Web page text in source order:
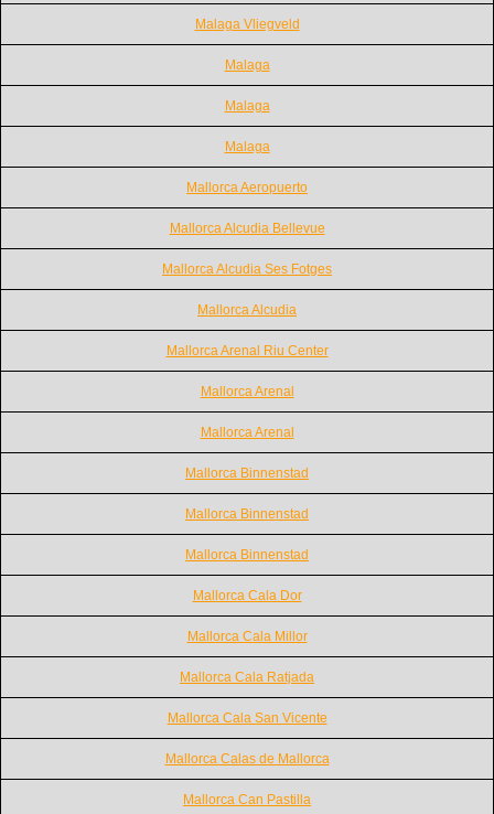
Malaga Vliegveld
Malaga
Malaga
Malaga
Mallorca Aeropuerto
Mallorca Alcudia Bellevue
Mallorca Alcudia Ses Fotges
Mallorca Alcudia
Mallorca Arenal Riu Center
Mallorca Arenal
Mallorca Arenal
Mallorca Binnenstad
Mallorca Binnenstad
Mallorca Binnenstad
Mallorca Cala Dor
Mallorca Cala Millor
Mallorca Cala Ratjada
Mallorca Cala San Vicente
Mallorca Calas de Mallorca
Mallorca Can Pastilla